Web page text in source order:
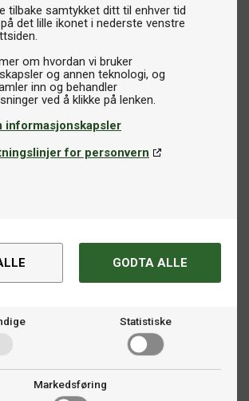
tilbake samtykket ditt til enhver tid
det lille ikonet i nederste venstre
om hvordan vi bruker
og annen teknologi, og
inn og behandler
informasjonskapsler
for personvern
GODTA ALLE
Statistiske
Markedsføring